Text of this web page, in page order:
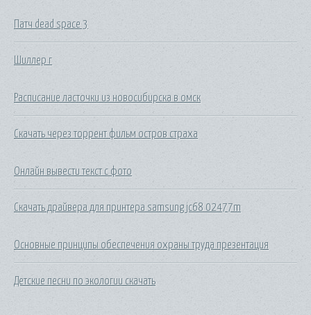
Патч dead space 3
Шиллер г
Расписание ласточки из новосибирска в омск
Скачать через торрент фильм остров страха
Онлайн вывести текст с фото
Скачать драйвера для принтера samsung jc68 02477m
Основные принципы обеспечения охраны труда презентация
Детские песни по экологии скачать